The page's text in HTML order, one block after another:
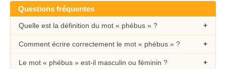
Questions fréquentes
Quelle est la définition du mot « phébus » ?
Comment écrire correctement le mot « phébus » ?
Le mot « phébus » est-il masculin ou féminin ?